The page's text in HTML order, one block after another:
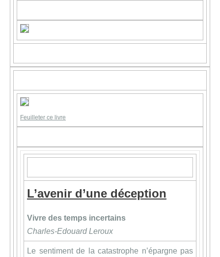
Feuilleter ce livre
L’avenir d’une déception
Vivre des temps incertains
Charles-Edouard Leroux
Le sentiment de la catastrophe n’épargne pas